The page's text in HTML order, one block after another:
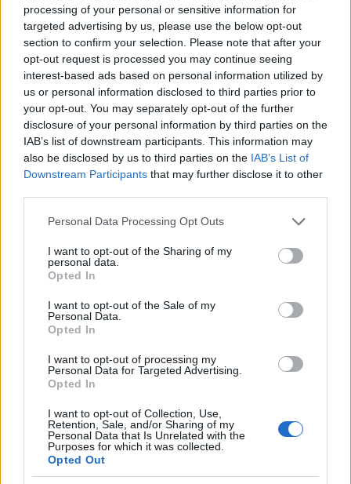
processing of your personal or sensitive information for
targeted advertising by us, please use the below opt-out
section to confirm your selection. Please note that after your
opt-out request is processed you may continue seeing
interest-based ads based on personal information utilized by
us or personal information disclosed to third parties prior to
your opt-out. You may separately opt-out of the further
disclosure of your personal information by third parties on the
IAB’s list of downstream participants. This information may
also be disclosed by us to third parties on the IAB’s List of
Downstream Participants that may further disclose it to other
Please note that this website/app uses one or more Google
not limited to your visit or usage behaviour. You may click to
grant or deny consent to Google and its third-party tags to
use your data for below specified purposes in below Google
consent section.
Personal Data Processing Opt Outs
I want to opt-out of the Sharing of my
personal data.
Opted In
I want to opt-out of the Sale of my
Personal Data.
Opted In
I want to opt-out of processing my
Personal Data for Targeted Advertising.
Opted In
I want to opt-out of Collection, Use,
Retention, Sale, and/or Sharing of my
Personal Data that Is Unrelated with the
Purposes for which it was collected.
Opted Out
Continua a leggere